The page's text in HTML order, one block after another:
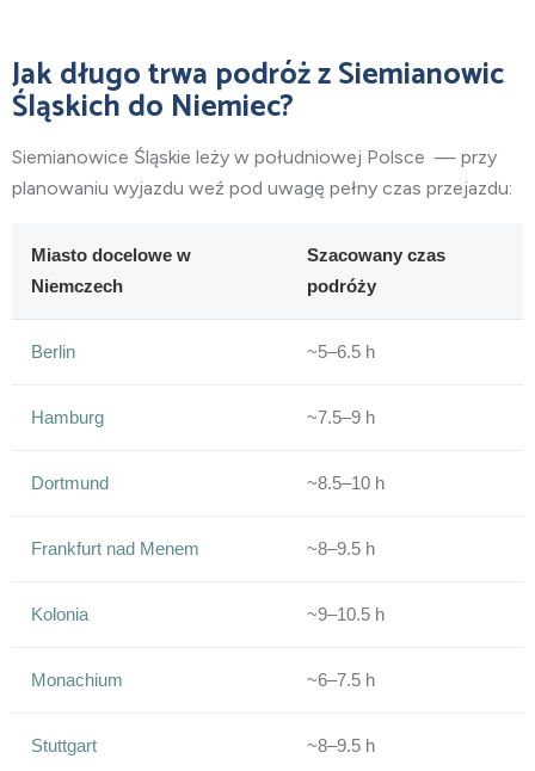
Jak długo trwa podróż z Siemianowic
Śląskich do Niemiec?
Siemianowice Śląskie leży w południowej Polsce — przy
planowaniu wyjazdu weź pod uwagę pełny czas przejazdu:
Miasto docelowe w
Niemczech
Szacowany czas
podróży
Berlin ~5–6.5 h
Hamburg ~7.5–9 h
Dortmund ~8.5–10 h
Frankfurt nad Menem ~8–9.5 h
Kolonia ~9–10.5 h
Monachium ~6–7.5 h
Stuttgart ~8–9.5 h